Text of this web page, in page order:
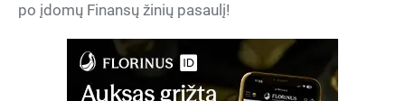
po įdomų Finansų žinių pasaulį!